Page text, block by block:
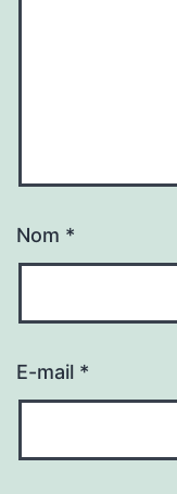
Nom *
E-mail *